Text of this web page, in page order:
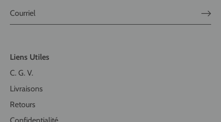
Liens Utiles
C. G. V.
Livraisons
Retours
Confidentialité